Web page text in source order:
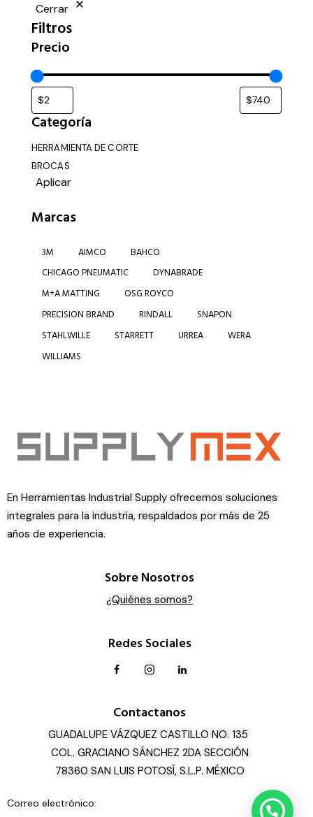
Cerrar
Filtros
Precio
Categoría
HERRAMIENTA DE CORTE
BROCAS
Aplicar
Marcas
3M AIMCO
BAHCO
CHICAGO PNEUMATIC
DYNABRADE
M+A MATTING
OSG ROYCO
PRECISION BRAND
RINDALL
SNAPON
STAHLWILLE
STARRETT URREA
WERA
WILLIAMS
En Herramientas Industrial Supply ofrecemos soluciones
integrales para la industria, respaldados por más de 25
años de experiencia.
Sobre Nosotros
¿Quiénes somos?
Redes Sociales
Contactanos
GUADALUPE VÁZQUEZ CASTILLO NO. 135
COL. GRACIANO SÁNCHEZ 2DA SECCIÓN
78360 SAN LUIS POTOSÍ, S.L.P. MÉXICO
Correo electrónico: